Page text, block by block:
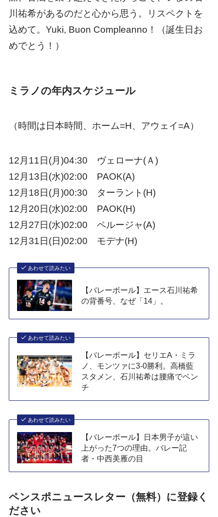
川祐希があるのだと心から思う。リスペクトを
込めて。Yuki, Buon Compleanno！（誕生日お
めでとう！）
ミラノの年内スケジュール
（時間は日本時間、ホーム=H、アウェイ=A）
12月11日(月)04:30 ヴェローナ(Ａ)
12月13日(水)02:00 PAOK(A)
12月18日(月)00:30 ターラント(H)
12月20日(水)02:00 PAOK(H)
12月27日(水)02:00 ペルージャ(A)
12月31日(日)02:00 モデナ(H)
あわせて読みたい
【バレーボール】エース石川祐希
の背番号、なぜ「14」。
あわせて読みたい
【バレーボール】セリエA・ミラ
ノ、モンツァに3-0勝利。高橋藍
スタメン、石川祐希は腰痛でベン
チ
あわせて読みたい
【バレーボール】日本男子が這い
上がった7つの理由。バレー記
者・中西美雁の目
ペンスポニュースレター（無料）に登録く
ださい